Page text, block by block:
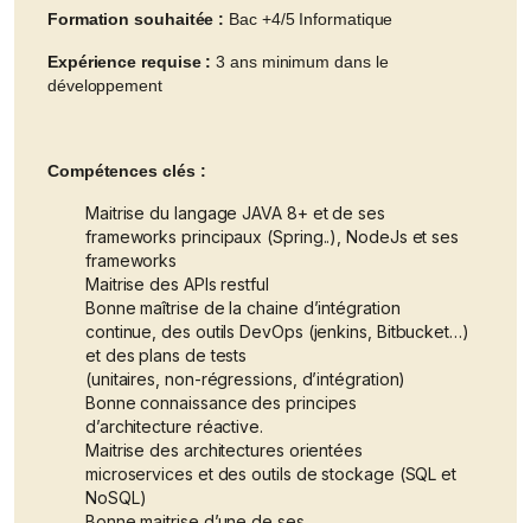
Formation souhaitée : Bac +4/5 Informatique
Expérience requise : 3 ans minimum dans le
développement
Compétences clés :
Maitrise du langage JAVA 8+ et de ses
frameworks principaux (Spring..), NodeJs et ses
frameworks
Maitrise des APIs restful
Bonne maîtrise de la chaine d’intégration
continue, des outils DevOps (jenkins, Bitbucket…)
et des plans de tests
(unitaires, non-régressions, d’intégration)
Bonne connaissance des principes
d’architecture réactive.
Maitrise des architectures orientées
microservices et des outils de stockage (SQL et
NoSQL)